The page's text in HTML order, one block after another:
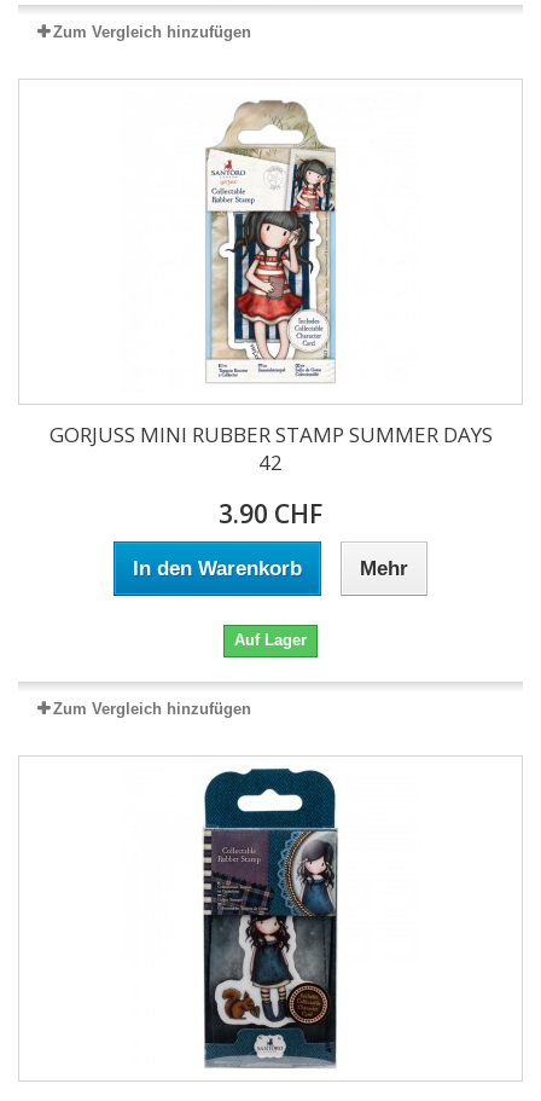
Zum Vergleich hinzufügen
GORJUSS MINI RUBBER STAMP SUMMER DAYS
42
3.90 CHF
In den Warenkorb Mehr
Auf Lager
Zum Vergleich hinzufügen